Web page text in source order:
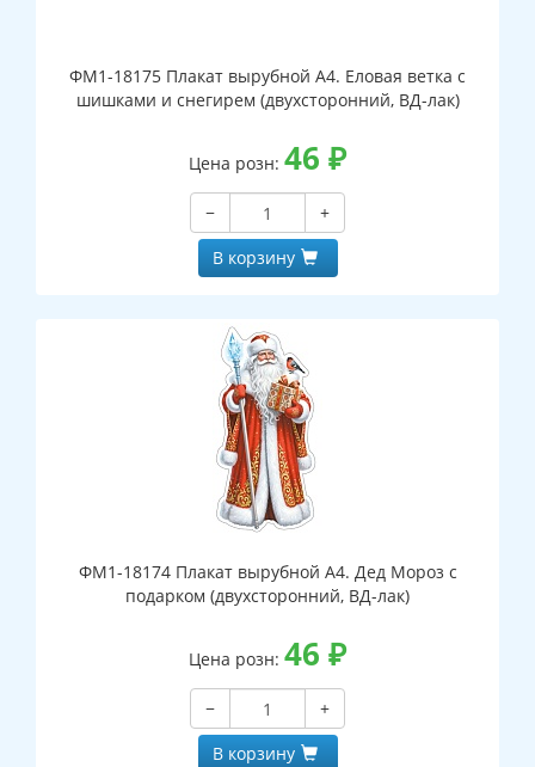
ФМ1-18175 Плакат вырубной А4. Еловая ветка с
шишками и снегирем (двухсторонний, ВД-лак)
Цена розн: 46 ₽
−
+
В корзину
ФМ1-18174 Плакат вырубной А4. Дед Мороз с
подарком (двухсторонний, ВД-лак)
Цена розн: 46 ₽
−
+
В корзину